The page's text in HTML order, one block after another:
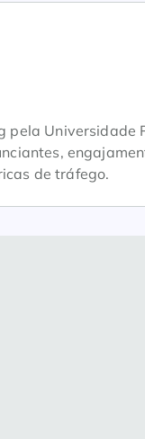
Universidade
de tráfego.